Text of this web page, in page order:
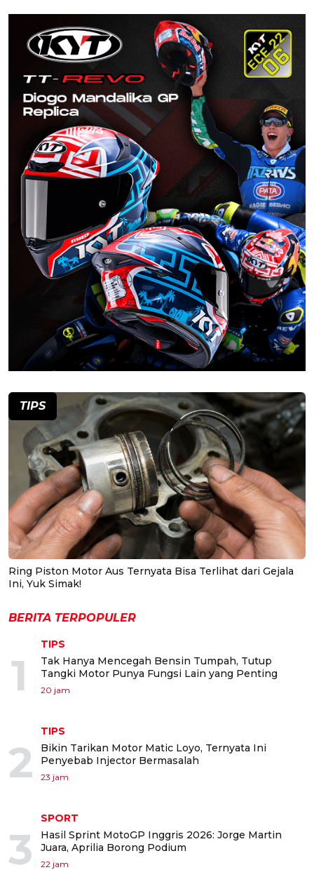
TIPS
Ring Piston Motor Aus Ternyata Bisa Terlihat dari Gejala
Ini, Yuk Simak!
BERITA TERPOPULER
1
TIPS
Tak Hanya Mencegah Bensin Tumpah, Tutup
Tangki Motor Punya Fungsi Lain yang Penting
20 jam
2
TIPS
Bikin Tarikan Motor Matic Loyo, Ternyata Ini
Penyebab Injector Bermasalah
23 jam
3
SPORT
Hasil Sprint MotoGP Inggris 2026: Jorge Martin
Juara, Aprilia Borong Podium
22 jam